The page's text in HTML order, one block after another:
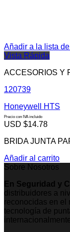
Añadir a la lista
Vista Rápida
ACCESORIOS Y
120739
Honeywell HTS
Precio con IVA incluido
USD $14.78
BRIDA JUNTA
Añadir al carrito
Sobre Nosotros
En Seguridad y
distribuidores a
reconocidas en el
tecnología de